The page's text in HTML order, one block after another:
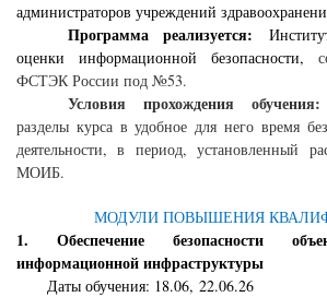
администраторов учреждений
Программа реализуется:
оценки информационной безопасности,
ФСТЭК России под №53.
Условия прохождения
разделы курса в удобное для него время
деятельности, в период, установленный
МОИБ.
МОДУЛИ ПОВЫШЕНИЯ
1. Обеспечение безопасности
информационной инфраструктуры
Даты обучения: 18.06, 22.06.26